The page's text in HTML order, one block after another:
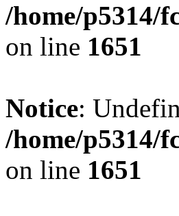
/home/p5314/
on line 1651
Notice:
/home/p5314/
on line 1651